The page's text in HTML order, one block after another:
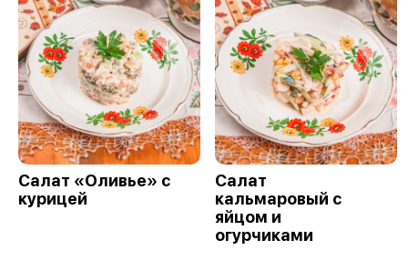
Салат «Оливье» с
курицей
Салат
кальмаровый с
яйцом и
огурчиками